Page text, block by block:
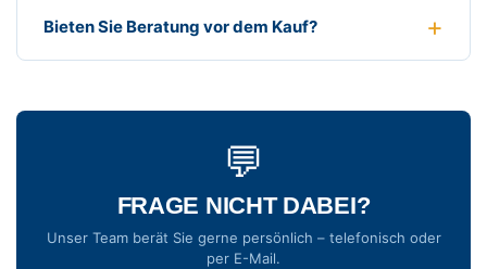
Bieten Sie Beratung vor dem Kauf?
💬
FRAGE NICHT DABEI?
Unser Team berät Sie gerne persönlich – telefonisch oder
per E-Mail.